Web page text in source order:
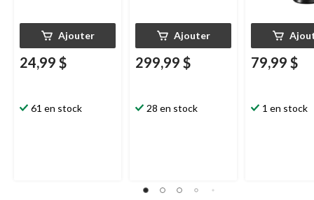
Ajouter
24,99 $
61 en stock
Ajouter
299,99 $
28 en stock
79,99 $
1 en stock